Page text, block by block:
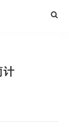
计